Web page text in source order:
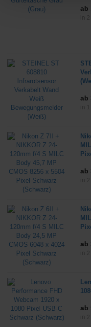
ab
ab
ab
ab
ab